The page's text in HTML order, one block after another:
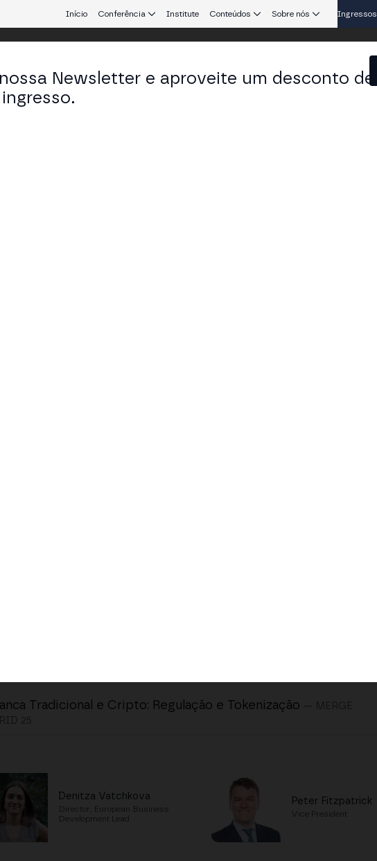
Início Conferência Institute Conteúdos Sobre nós Ingressos
Tradicional e Cripto: Regulação e Tokenização
Denitza Vatchkova
Director, European Business
Development Lead
Peter Fitzpatrick
Vice President
Newsletter e aproveite um desconto de